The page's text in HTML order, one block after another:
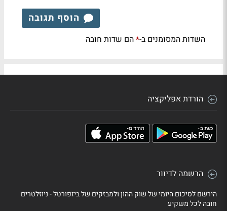
הוסף תגובה
השדות המסומנים ב-*הם שדות חובה
הורדת אפליקציה
הרשמה לדיוור
הירשם לסיכום היומי של שוק ההון ולמבזקים של ביזפורטל - ניוזלטרים
חובה לכל משקיע